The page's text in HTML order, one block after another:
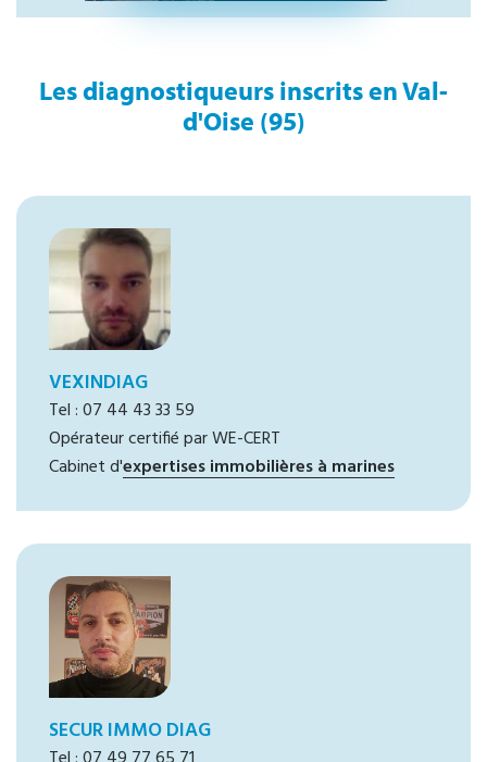
Les diagnostiqueurs inscrits en Val-
d'Oise (95)
VEXINDIAG
Tel : 07 44 43 33 59
Opérateur certifié par WE-CERT
Cabinet d'expertises immobilières à marines
SECUR IMMO DIAG